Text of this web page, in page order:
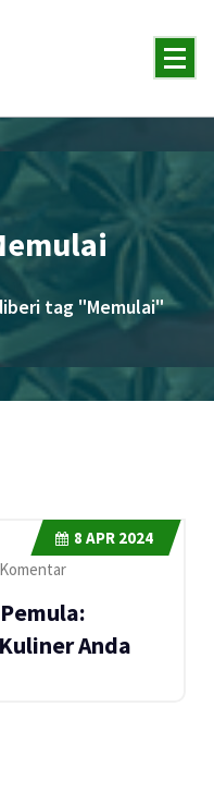
tag "Memulai"
8 APR 2024
Anda